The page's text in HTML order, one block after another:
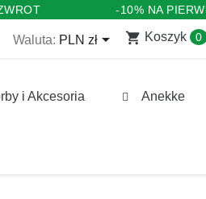
-10% NA
Waluta: PLN zł shopping_cart Koszyk 0
i Akcesoria Anekke